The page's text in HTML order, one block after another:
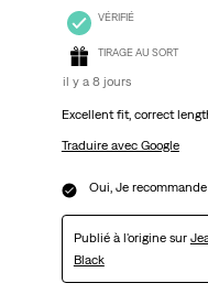
VÉRIFIÉ
TIRAGE AU SORT
il y a 8 jours
Excellent fit, correct
Traduire avec Google
Oui, Je
Publié à l'origine sur
Black